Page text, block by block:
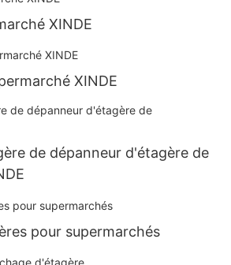
XINDE
XINDE
de dépanneur d'étagère de
pour supermarchés